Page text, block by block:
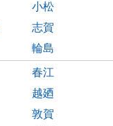
小松
志賀
輪島
春江
越廼
敦賀